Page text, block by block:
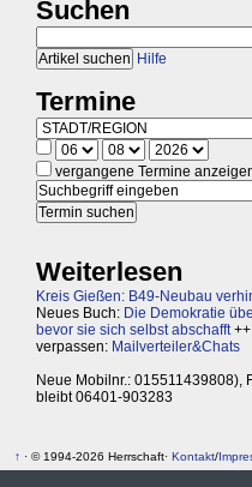
Suchen
Hilfe
Termine
vergangene Termine
Weiterlesen
Kreis Gießen: B49-Neubau
Neues Buch: Die Demokratie
bevor sie sich selbst abschafft++
verpassen: Mailverteiler&Chats
Neue Mobilnr.: 015511439808),
bleibt 06401-903283
↑ · © 1994-2026 Herrschaft· Kontakt/